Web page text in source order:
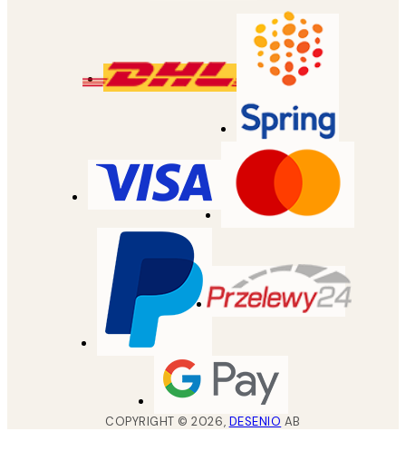
COPYRIGHT ©2026, DESENIO AB